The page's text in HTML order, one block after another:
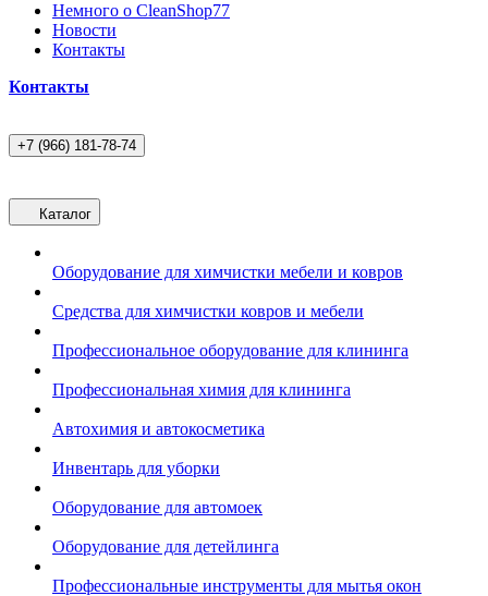
Немного о CleanShop77
Новости
Контакты
Контакты
+7 (966) 181-78-74
Каталог
Оборудование для химчистки мебели и ковров
Средства для химчистки ковров и мебели
Профессиональное оборудование для клининга
Профессиональная химия для клининга
Автохимия и автокосметика
Инвентарь для уборки
Оборудование для автомоек
Оборудование для детейлинга
Профессиональные инструменты для мытья окон